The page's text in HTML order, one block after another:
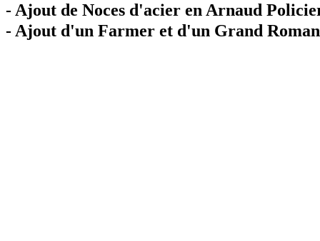
- Ajout de Noces d'acier en Arnaud
- Ajout d'un Farmer et d'un Grand